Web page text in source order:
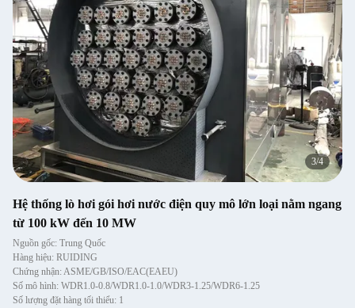
3/4
Hệ thống lò hơi gói hơi nước điện quy mô lớn loại nằm ngang
từ 100 kW đến 10 MW
Nguồn gốc: Trung Quốc
Hàng hiệu: RUIDING
Chứng nhận: ASME/GB/ISO/EAC(EAEU)
Số mô hình: WDR1.0-0.8/WDR1.0-1.0/WDR3-1.25/WDR6-1.25
Số lượng đặt hàng tối thiểu: 1